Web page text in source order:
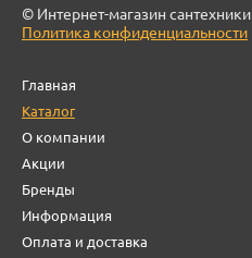
© Интернет-магазин сантехники
Политика конфиденциальности
Главная
Каталог
О компании
Акции
Бренды
Информация
Оплата и доставка